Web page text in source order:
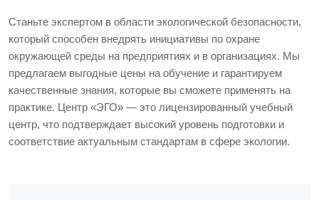
Станьте экспертом в области экологической безопасности,
который способен внедрять инициативы по охране
окружающей среды на предприятиях и в организациях. Мы
предлагаем выгодные цены на обучение и гарантируем
качественные знания, которые вы сможете применять на
практике. Центр «ЭГО» — это лицензированный учебный
центр, что подтверждает высокий уровень подготовки и
соответствие актуальным стандартам в сфере экологии.